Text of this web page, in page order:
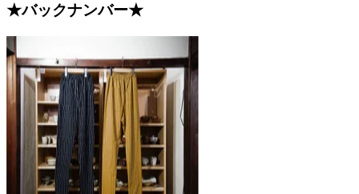
★バックナンバー★